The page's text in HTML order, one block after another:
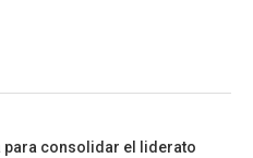
para consolidar el liderato